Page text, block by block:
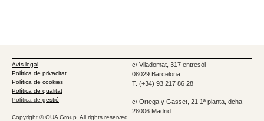
Avís legal
Política de privacitat
Política de cookies
Política de qualitat
Política de gestió
Copyright © OUA Group. All rights reserved.
c/ Viladomat, 317 entresòl
08029 Barcelona
T. (+34) 93 217 86 28
c/ Ortega y Gasset, 21 1ª planta, dcha
28006 Madrid